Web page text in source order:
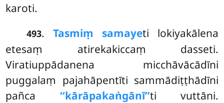
karoti.
493. Tasmiṃ samayeti lokiyakālena
etesaṃ atirekakiccaṃ dasseti.
Viratiuppādanena micchāvācādīni
puggalaṃ pajahāpentīti sammādiṭṭhādīni
pañca ‘‘kārāpakaṅgānī’’ti vuttāni.